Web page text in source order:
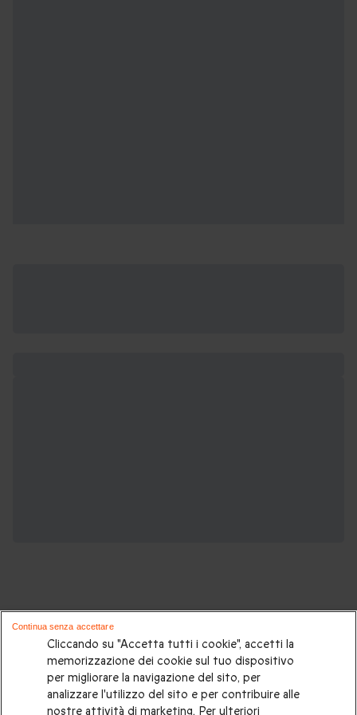
Potrebbero piacerti anche questi cofanetti
regalo:
Idee regalo originali|Regali di compleanno|Regali per la
Cliccando su "Accetta tutti i cookie", accetti la
memorizzazione dei cookie sul tuo dispositivo
per migliorare la navigazione del sito, per
analizzare l'utilizzo del sito e per contribuire alle
nostre attività di marketing. Per ulteriori
Continua senza accettare